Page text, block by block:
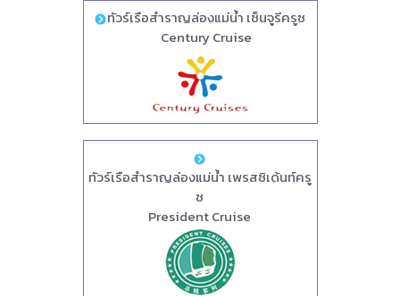
ทัวร์เรือสำราญล่องแม่น้ำ เซ็นจูรีครูซ
Century Cruise
ทัวร์เรือสำราญล่องแม่น้ำ เพรสซิเด้นท์ครู
ซ
President Cruise